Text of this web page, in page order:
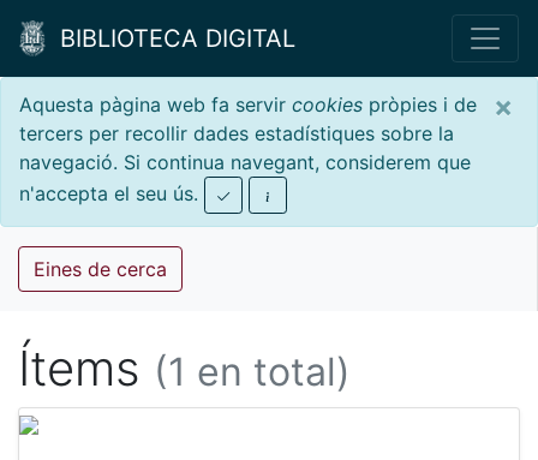
BIBLIOTECA DIGITAL
×
Aquesta pàgina web fa servir cookies pròpies i de
tercers per recollir dades estadístiques sobre la
navegació. Si continua navegant, considerem que
n'accepta el seu ús.
Eines de cerca
Ítems (1 en total)